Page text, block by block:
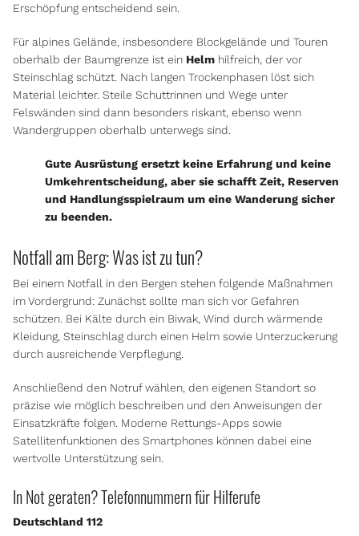
Erschöpfung entscheidend sein.
Für alpines Gelände, insbesondere Blockgelände und Touren
oberhalb der Baumgrenze ist ein Helm hilfreich, der vor
Steinschlag schützt. Nach langen Trockenphasen löst sich
Material leichter. Steile Schuttrinnen und Wege unter
Felswänden sind dann besonders riskant, ebenso wenn
Wandergruppen oberhalb unterwegs sind.
Gute Ausrüstung ersetzt keine Erfahrung und keine
Umkehrentscheidung, aber sie schafft Zeit, Reserven
und Handlungsspielraum um eine Wanderung sicher
zu beenden.
Notfall am Berg: Was ist zu tun?
Bei einem Notfall in den Bergen stehen folgende Maßnahmen
im Vordergrund: Zunächst sollte man sich vor Gefahren
schützen. Bei Kälte durch ein Biwak, Wind durch wärmende
Kleidung, Steinschlag durch einen Helm sowie Unterzuckerung
durch ausreichende Verpflegung.
Anschließend den Notruf wählen, den eigenen Standort so
präzise wie möglich beschreiben und den Anweisungen der
Einsatzkräfte folgen. Moderne Rettungs-Apps sowie
Satellitenfunktionen des Smartphones können dabei eine
wertvolle Unterstützung sein.
In Not geraten? Telefonnummern für Hilferufe
Deutschland 112